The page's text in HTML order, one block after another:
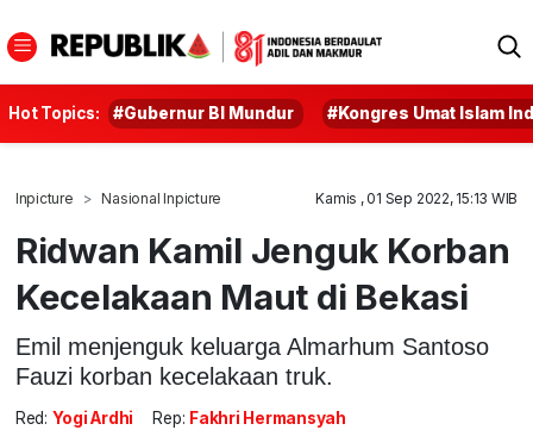
Hot Topics: #Gubernur BI Mundur #Kongres Umat Islam
Inpicture Nasional Inpicture Kamis , 01 Sep 2022, 15:13 WIB
Ridwan Kamil Jenguk Korban
Kecelakaan Maut di Bekasi
Emil menjenguk keluarga Almarhum Santoso
Fauzi korban kecelakaan truk.
Red: Yogi Ardhi Rep: Fakhri Hermansyah